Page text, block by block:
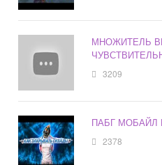
МНОЖИТЕЛЬ
3209
ПАБГ
2378